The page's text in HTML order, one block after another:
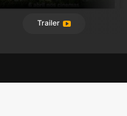
Trailer